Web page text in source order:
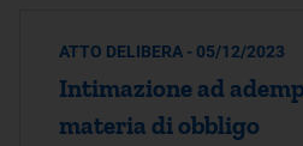
ATTO DELIBERA - 05/12/2023
Intimazione ad
materia di obbligo